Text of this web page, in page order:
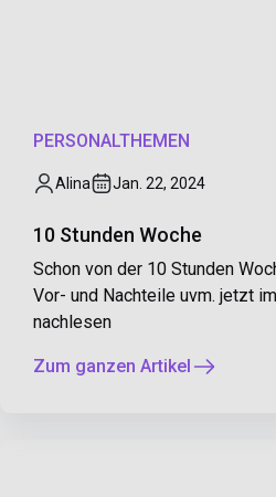
PERSONALTHEMEN
Alina Jan. 22, 2024
10 Stunden Woche
Schon von der 10 Stunden
Vor- und Nachteile uvm. jetzt
nachlesen
Zum ganzen Artikel